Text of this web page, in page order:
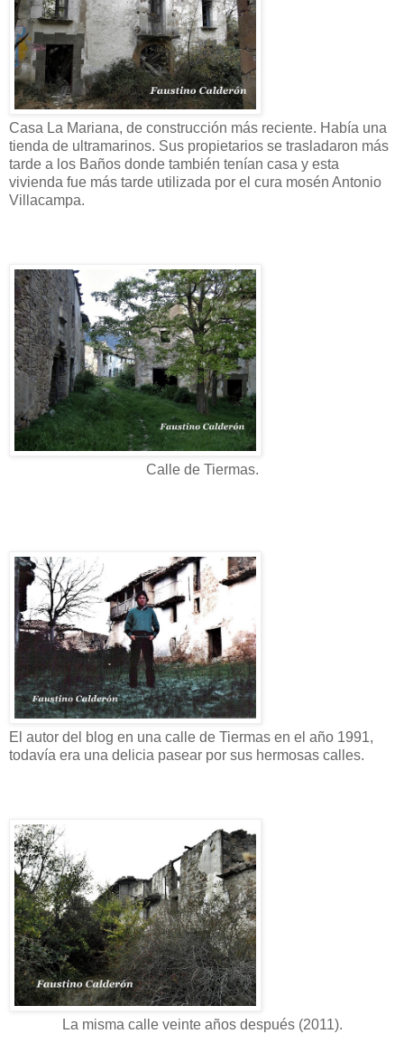
Casa La Mariana, de construcción más reciente. Había una
tienda de ultramarinos. Sus propietarios se trasladaron más
tarde a los Baños donde también tenían casa y esta
vivienda fue más tarde utilizada por el cura mosén Antonio
Villacampa.
Calle de Tiermas.
El autor del blog en una calle de Tiermas en el año 1991,
todavía era una delicia pasear por sus hermosas calles.
La misma calle veinte años después (2011).